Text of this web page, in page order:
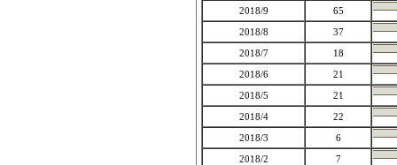
2018/9
65
2018/8
37
2018/7
18
2018/6
21
2018/5
21
2018/4
22
2018/3
6
2018/2
7